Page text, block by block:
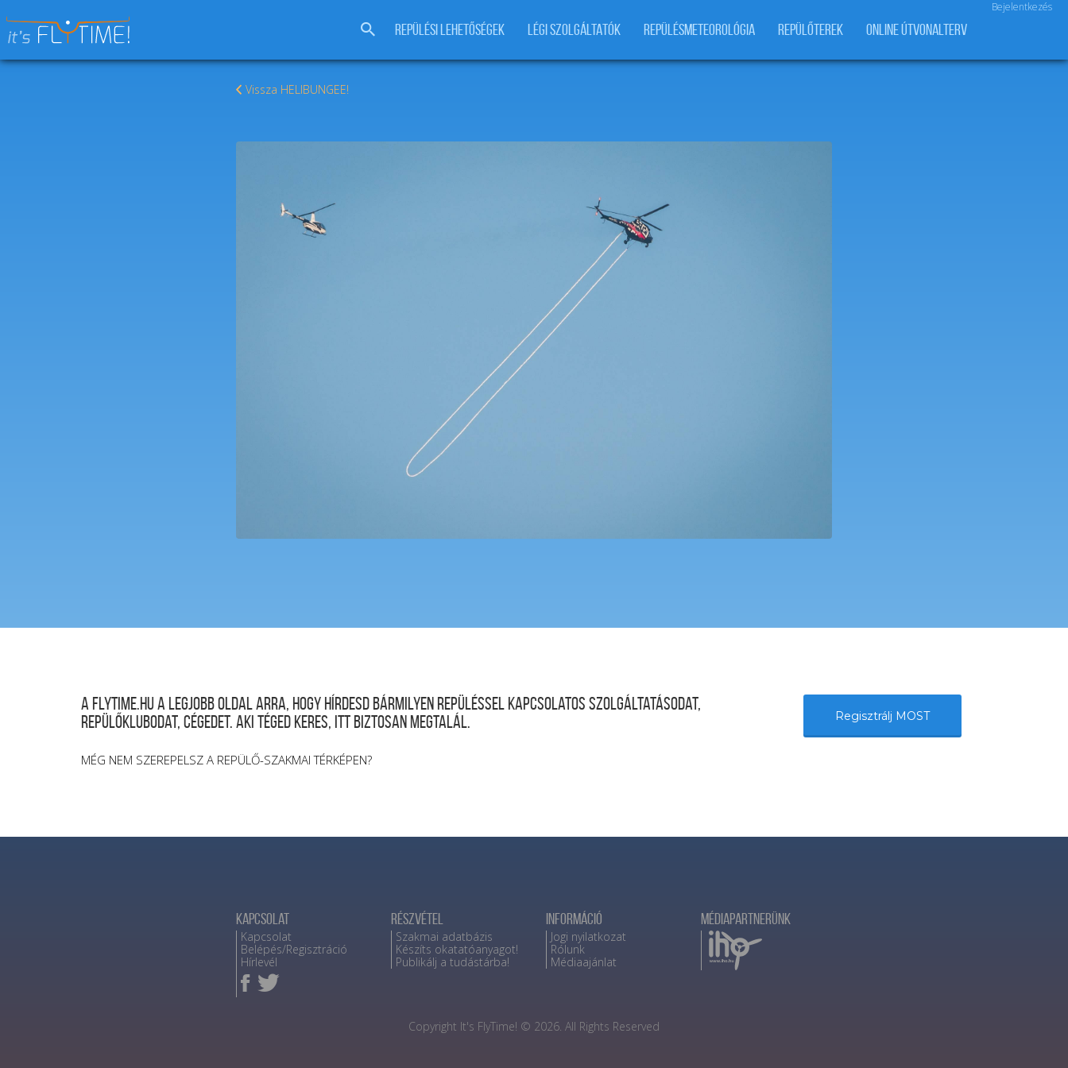
Bejelentkezés
REPÜLÉSI LEHETŐSÉGEK LÉGI SZOLGÁLTATÓK REPÜLÉSMETEOROLÓGIA REPÜLŐTEREK ONLINE ÚTVONALTERV
Keresés:
Vissza HELIBUNGEE!
A FLYTIME.HU a legjobb oldal arra, hogy hírdesd bármilyen repüléssel kapcsolatos szolgáltatásodat,
repülőklubodat, cégedet. Aki téged keres, itt biztosan megtalál.
MÉG NEM SZEREPELSZ A REPÜLŐ-SZAKMAI TÉRKÉPEN?
Regisztrálj MOST
Kapcsolat
Kapcsolat
Belépés/Regisztráció
Hírlevél
Részvétel
Szakmai adatbázis
Készíts okatatóanyagot!
Publikálj a tudástárba!
Információ
Jogi nyilatkozat
Rólunk
Médiaajánlat
Médiapartnerünk
Copyright It's FlyTime! © 2026. All Rights Reserved